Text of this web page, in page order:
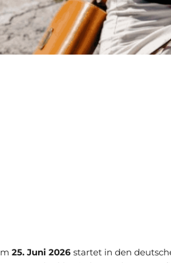
m 25. Juni 2026 startet in den